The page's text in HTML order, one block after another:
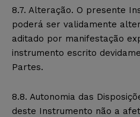
8.7. Alteração. O presente
poderá ser validamente
aditado por manifestação
instrumento escrito
Partes.
8.8. Autonomia das
deste Instrumento não a